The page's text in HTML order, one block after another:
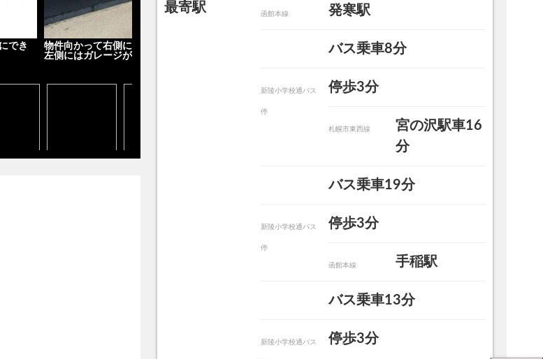
でき
物件向かって右側にはカースペース、お庭、物置があります♪\n
左側にはガレージがあります♪ 外観
約10帖のリビングは日当たり良好です◎ リビ
最寄駅 函館本線 発寒駅
バス乗車8分
新陵小学校通バス
停
停歩3分
札幌市東西線
宮の沢駅車16
分
バス乗車19分
新陵小学校通バス
停
停歩3分
函館本線 手稲駅
バス乗車13分
新陵小学校通バス 停歩3分